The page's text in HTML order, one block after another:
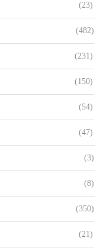
(23)
(482)
(231)
(150)
(54)
(47)
(3)
(8)
(350)
(21)